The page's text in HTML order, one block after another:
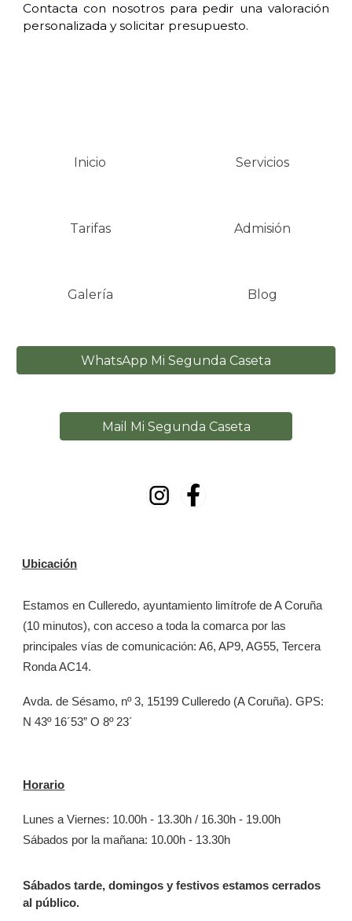
Contacta con nosotros para pedir una valoración
personalizada y solicitar presupuesto.
Inicio Servicios
Tarifas Admisión
Galería Blog
WhatsApp Mi Segunda Caseta
Mail Mi Segunda Caseta
Ubicación
Estamos en Culleredo, ayuntamiento limítrofe de A Coruña
(10 minutos), con acceso a toda la comarca por las
principales vías de comunicación: A6, AP9, AG55, Tercera
Ronda AC14.
Avda. de Sésamo, nº 3, 15199 Culleredo (A Coruña). GPS:
N 43º 16´53” O 8º 23´
Horario
Lunes a Viernes: 10.00h - 13.30h / 16.30h - 19.00h
Sábados por la mañana: 10.00h - 13.30h
Sábados tarde, domingos y festivos estamos cerrados
al público.